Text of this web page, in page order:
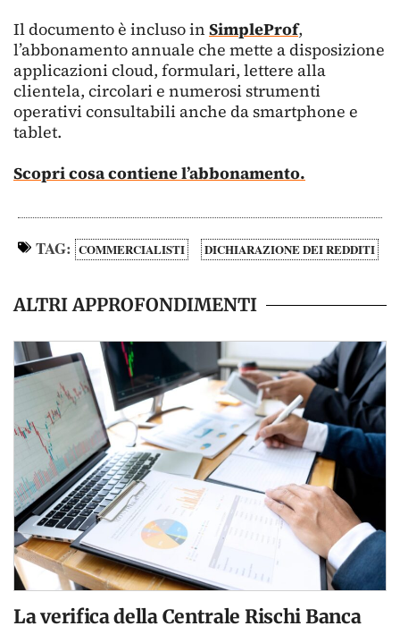
Il documento è incluso in SimpleProf,
l’abbonamento annuale che mette a disposizione
applicazioni cloud, formulari, lettere alla
clientela, circolari e numerosi strumenti
operativi consultabili anche da smartphone e
tablet.
Scopri cosa contiene l’abbonamento.
TAG: COMMERCIALISTI DICHIARAZIONE DEI REDDITI
ALTRI APPROFONDIMENTI
La verifica della Centrale Rischi Banca